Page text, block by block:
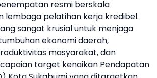
resmi berskala
lembaga pelatihan kerja kredibel.
sangat krusial untuk menjaga
ekonomi daerah,
masyarakat, dan
target kenaikan Pendapatan